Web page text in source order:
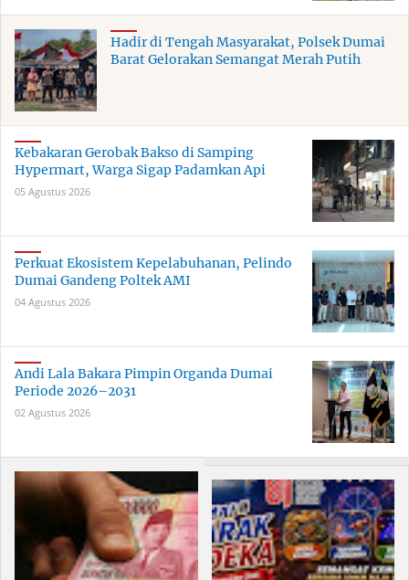
Hadir di Tengah Masyarakat, Polsek Dumai
Barat Gelorakan Semangat Merah Putih
Kebakaran Gerobak Bakso di Samping
Hypermart, Warga Sigap Padamkan Api
05 Agustus 2026
Perkuat Ekosistem Kepelabuhanan, Pelindo
Dumai Gandeng Poltek AMI
04 Agustus 2026
Andi Lala Bakara Pimpin Organda Dumai
Periode 2026–2031
02 Agustus 2026